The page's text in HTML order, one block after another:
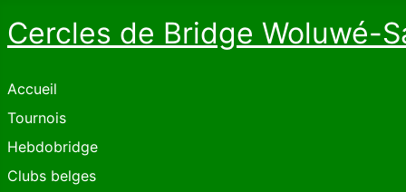
Cercles de Bridge Woluwé-
Accueil
Tournois
Hebdobridge
Clubs belges